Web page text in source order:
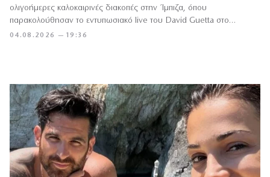
04.08.2026 — 19:36
ολιγοήμερες καλοκαιρινές διακοπές στην Ίμπιζα, όπου
παρακολούθησαν το εντυπωσιακό live του David Guetta στο…